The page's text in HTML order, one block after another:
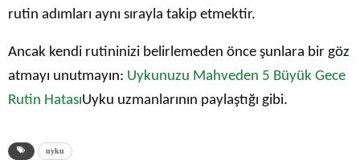
rutin adımları aynı sırayla takip etmektir.
Ancak kendi rutininizi belirlemeden önce şunlara bir göz
atmayı unutmayın: Uykunuzu Mahveden 5 Büyük Gece
Rutin HatasıUyku uzmanlarının paylaştığı gibi.
uyku